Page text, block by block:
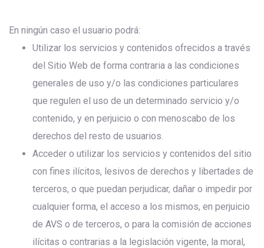
En ningún caso el usuario podrá:
Utilizar los servicios y contenidos ofrecidos a través
del Sitio Web de forma contraria a las condiciones
generales de uso y/o las condiciones particulares
que regulen el uso de un determinado servicio y/o
contenido, y en perjuicio o con menoscabo de los
derechos del resto de usuarios.
Acceder o utilizar los servicios y contenidos del sitio
con fines ilícitos, lesivos de derechos y libertades de
terceros, o que puedan perjudicar, dañar o impedir por
cualquier forma, el acceso a los mismos, en perjuicio
de AVS o de terceros, o para la comisión de acciones
ilícitas o contrarias a la legislación vigente, la moral,